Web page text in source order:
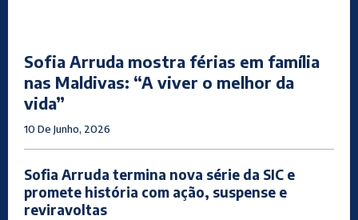
Sofia Arruda mostra férias em família
nas Maldivas: “A viver o melhor da
vida”
10 De Junho, 2026
Sofia Arruda termina nova série da SIC e
promete história com ação, suspense e
reviravoltas